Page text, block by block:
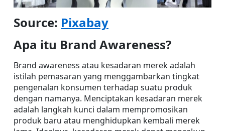
Source: Pixabay
Apa itu Brand Awareness?
Brand awareness atau kesadaran merek adalah
istilah pemasaran yang menggambarkan tingkat
pengenalan konsumen terhadap suatu produk
dengan namanya. Menciptakan kesadaran merek
adalah langkah kunci dalam mempromosikan
produk baru atau menghidupkan kembali merek